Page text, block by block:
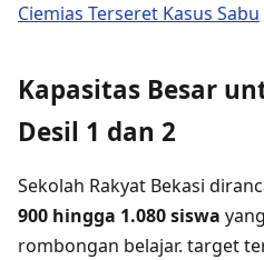
Ciemias Terseret Kasus Sabu
Kapasitas Besar
Desil 1 dan 2
Sekolah Rakyat Bekasi
900 hingga 1.080 siswa
rombongan belajar. target